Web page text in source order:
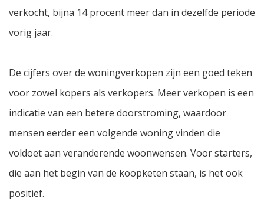
verkocht, bijna 14 procent meer dan in dezelfde periode
vorig jaar.
De cijfers over de woningverkopen zijn een goed teken
voor zowel kopers als verkopers. Meer verkopen is een
indicatie van een betere doorstroming, waardoor
mensen eerder een volgende woning vinden die
voldoet aan veranderende woonwensen. Voor starters,
die aan het begin van de koopketen staan, is het ook
positief.